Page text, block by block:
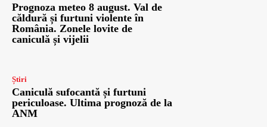
Prognoza meteo 8 august. Val de
căldură și furtuni violente în
România. Zonele lovite de
caniculă și vijelii
Știri
Caniculă sufocantă și furtuni
periculoase. Ultima prognoză de la
ANM